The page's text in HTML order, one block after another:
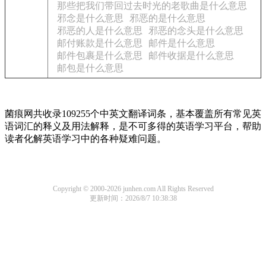
那些把我们带回过去时光的老歌曲是什么意思
邪念是什么意思
邪恶的是什么意思
邪恶的人是什么意思
邪恶的念头是什么意思
邮付账款是什么意思
邮件是什么意思
邮件包裹是什么意思
邮件收据是什么意思
邮包是什么意思
菌痕网共收录109255个中英文翻译词条，基本覆盖所有常见英
语词汇的释义及用法解释，是不可多得的英语学习平台，帮助
读者化解英语学习中的各种疑难问题。
Copyright © 2000-2026 junhen.com All Rights Reserved
更新时间：2026/8/7 10:38:38